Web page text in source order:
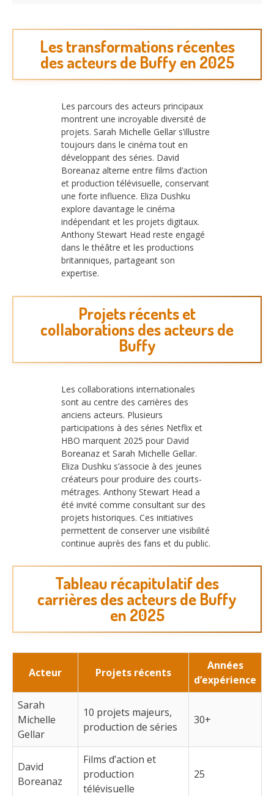
Les transformations récentes
des acteurs de Buffy en 2025
Les parcours des acteurs principaux
montrent une incroyable diversité de
projets. Sarah Michelle Gellar s’illustre
toujours dans le cinéma tout en
développant des séries. David
Boreanaz alterne entre films d’action
et production télévisuelle, conservant
une forte influence. Eliza Dushku
explore davantage le cinéma
indépendant et les projets digitaux.
Anthony Stewart Head reste engagé
dans le théâtre et les productions
britanniques, partageant son
expertise.
Projets récents et
collaborations des acteurs de
Buffy
Les collaborations internationales
sont au centre des carrières des
anciens acteurs. Plusieurs
participations à des séries Netflix et
HBO marquent 2025 pour David
Boreanaz et Sarah Michelle Gellar.
Eliza Dushku s’associe à des jeunes
créateurs pour produire des courts-
métrages. Anthony Stewart Head a
été invité comme consultant sur des
projets historiques. Ces initiatives
permettent de conserver une visibilité
continue auprès des fans et du public.
Tableau récapitulatif des
carrières des acteurs de Buffy
en 2025
Acteur Projets récents
Années
d’expérience
Sarah
Michelle
Gellar
10 projets majeurs,
production de séries
30+
David
Boreanaz
Films d’action et
production
télévisuelle
25